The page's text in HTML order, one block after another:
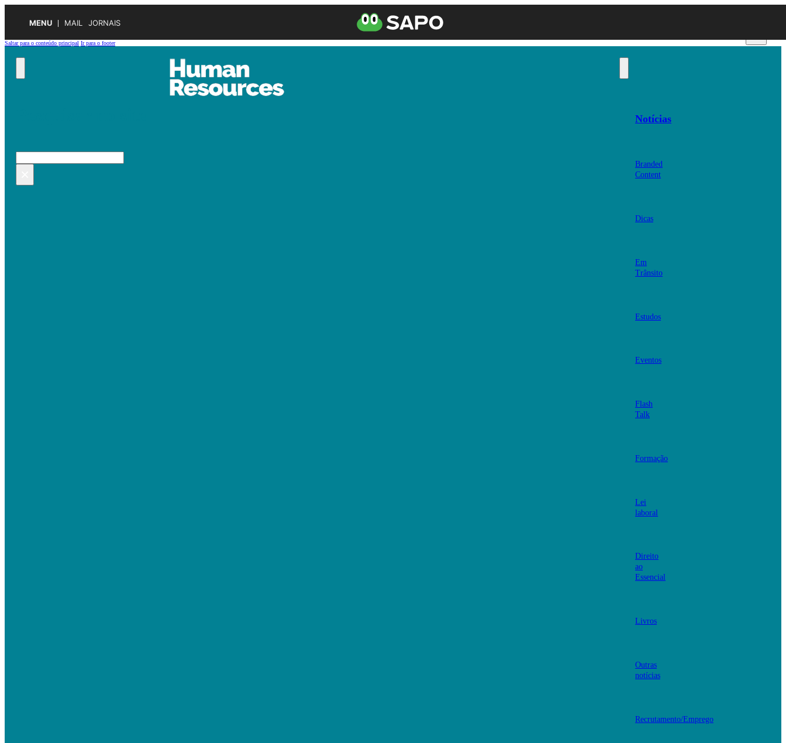
MENU MAIL JORNAIS
Saltar para o conteúdo principal Ir para o footer
Pesquisar
Notícias
Branded
Content
Dicas
Em
Trânsito
Estudos
Eventos
Flash
Talk
Formação
Lei
laboral
Direito
ao
Essencial
Livros
Outras
notícias
Recrutamento/Emprego